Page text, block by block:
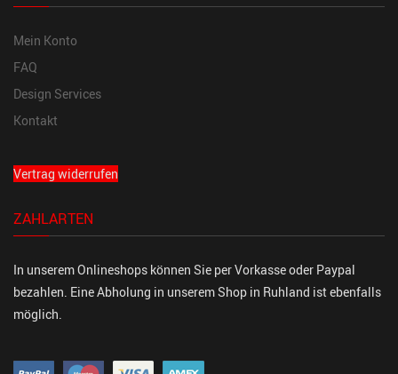
Mein Konto
FAQ
Design Services
Kontakt
Vertrag widerrufen
ZAHLARTEN
In unserem Onlineshops können Sie per Vorkasse oder Paypal
bezahlen. Eine Abholung in unserem Shop in Ruhland ist ebenfalls
möglich.